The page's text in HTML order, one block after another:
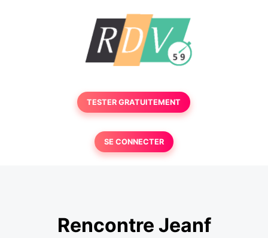
TESTER GRATUITEMENT
SE CONNECTER
Rencontre Jeanf